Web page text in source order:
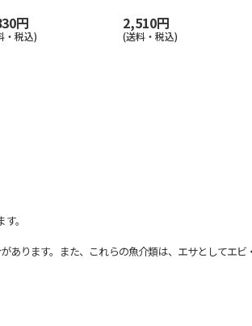
円
・税込)
2,510円
(送料・税込)
。
ります。また、これらの魚介類は、エサとしてエビ